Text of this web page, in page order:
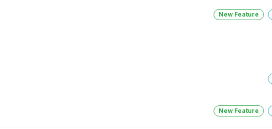
New Feature
New Feature